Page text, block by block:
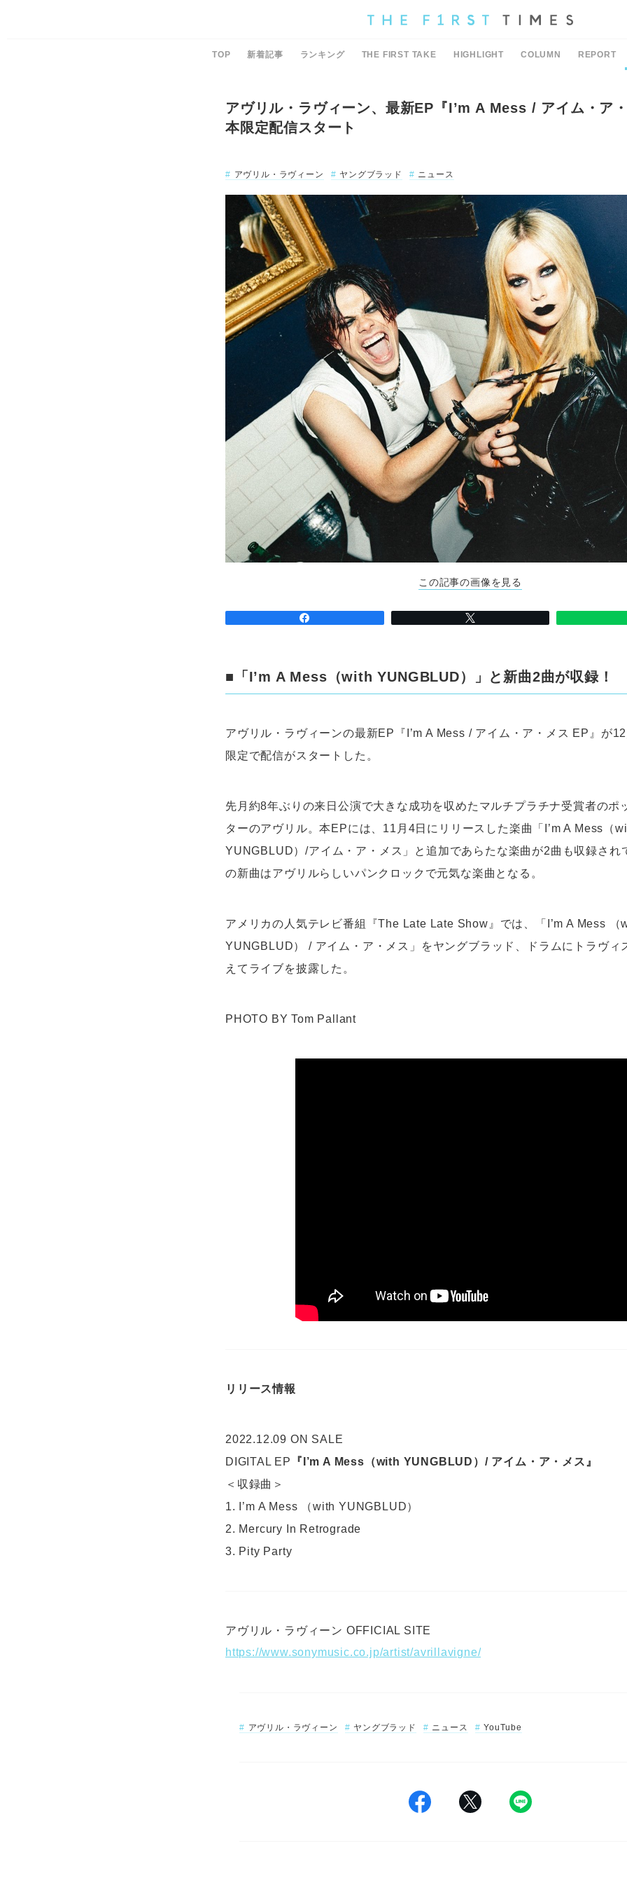
TOP 新着記事 ランキング THE FIRST TAKE HIGHLIGHT COLUMN REPORT
アヴリル・ラヴィーン、最新EP『I’m A Mess / アイム・ア
本限定配信スタート
アヴリル・ラヴィーン
ヤングブラッド ニュース
この記事の画像を見る
■「I’m A Mess（with YUNGBLUD）」と新曲2曲が収録！
アヴリル・ラヴィーンの最新EP『I’m A Mess / アイム・ア・メス EP』が
限定で配信がスタートした。
先月約8年ぶりの来日公演で大きな成功を収めたマルチプラチナ受賞者のポ
ターのアヴリル。本EPには、11月4日にリリースした楽曲「I’m A Mess（
YUNGBLUD）/アイム・ア・メス」と追加であらたな楽曲が2曲も収録され
の新曲はアヴリルらしいパンクロックで元気な楽曲となる。
アメリカの人気テレビ番組『The Late Late Show』では、「I’m A Mess （
YUNGBLUD） / アイム・ア・メス」をヤングブラッド、ドラムにトラヴィ
えてライブを披露した。
PHOTO BY Tom Pallant
リリース情報
2022.12.09 ON SALE
DIGITAL EP
『I’m A Mess（with YUNGBLUD）/ アイム・ア・メス』
＜収録曲＞
1. I’m A Mess （with YUNGBLUD）
2. Mercury In Retrograde
3. Pity Party
アヴリル・ラヴィーン OFFICIAL SITE
https://www.sonymusic.co.jp/artist/avrillavigne/
アヴリル・ラヴィーン ヤングブラッド ニュース YouTube